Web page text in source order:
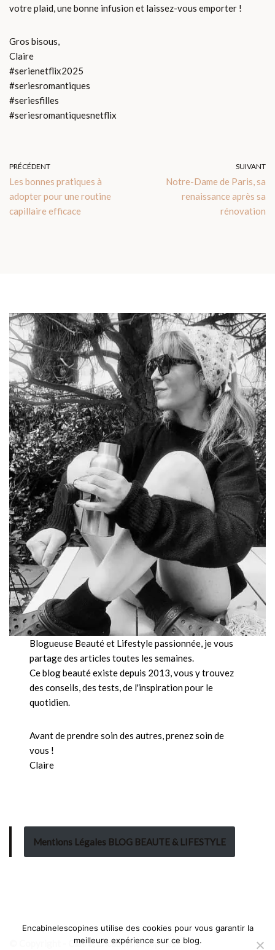
votre plaid, une bonne infusion et laissez-vous emporter !
Gros bisous,
Claire
#serienetflix2025
#seriesromantiques
#seriesfilles
#seriesromantiquesnetflix
PRÉCÉDENT
Les bonnes pratiques à
adopter pour une routine
capillaire efficace​
SUIVANT
Notre-Dame de Paris, sa
renaissance après sa
rénovation
Blogueuse Beauté et Lifestyle passionnée, je vous
partage des articles toutes les semaines.
Ce blog beauté existe depuis 2013, vous y trouvez
des conseils, des tests, de l'inspiration pour le
quotidien.
Avant de prendre soin des autres, prenez soin de
vous !
Claire
Mentions Légales BLOG BEAUTE & LIFESTYLE
© Copyright - Claire, Encabinelescopines
Encabinelescopines utilise des cookies pour vous garantir la
meilleure expérience sur ce blog.